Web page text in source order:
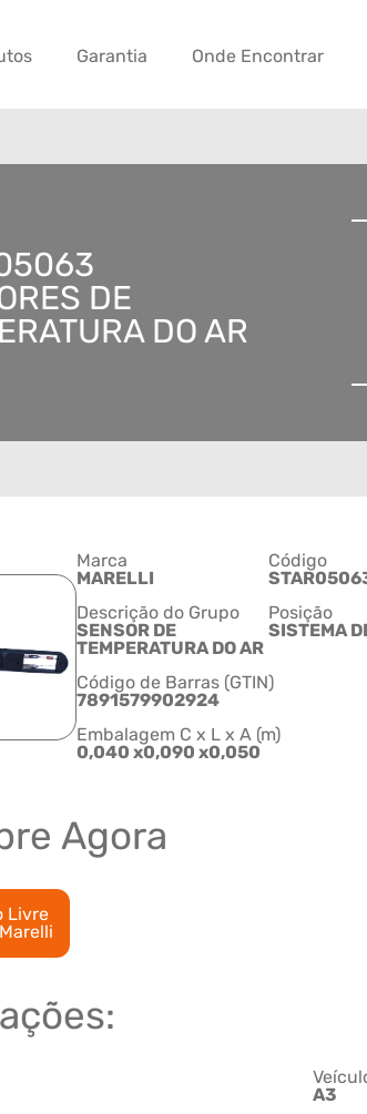
Garantia Onde Encontrar
DE
DO AR
Marca
MARELLI
Código
Descrição do Grupo
SENSOR DE
TEMPERATURA DO AR
Posição
SISTEMA
Código de Barras (GTIN)
7891579902924
Embalagem C x L x A (m)
0,040 x0,090 x0,050
Agora
Livre
A3